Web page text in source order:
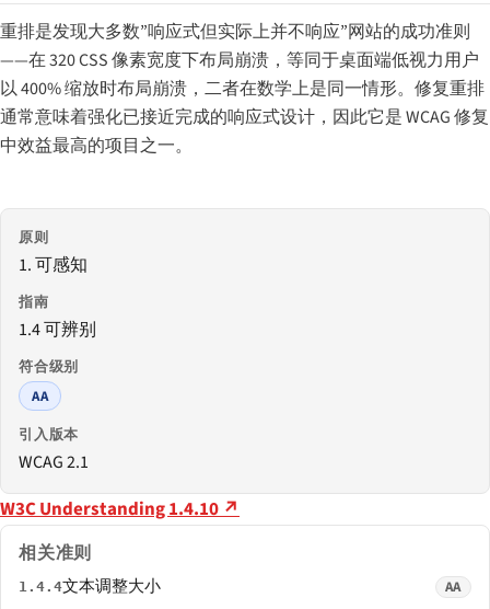
重排是发现大多数”响应式但实际上并不响应”网站的成功准则
——在 320 CSS 像素宽度下布局崩溃，等同于桌面端低视力用户
以 400% 缩放时布局崩溃，二者在数学上是同一情形。修复重排
通常意味着强化已接近完成的响应式设计，因此它是 WCAG 修复
中效益最高的项目之一。
原则
1. 可感知
指南
1.4 可辨别
符合级别
AA
引入版本
WCAG 2.1
W3C Understanding 1.4.10 ↗
相关准则
1.4.4文本调整大小 AA